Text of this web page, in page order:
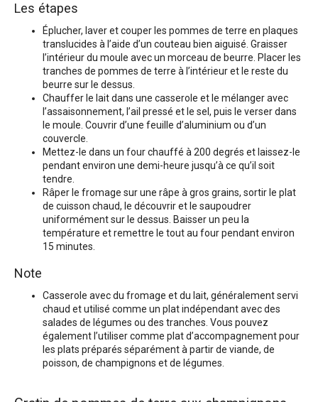
Les étapes
Éplucher, laver et couper les pommes de terre en plaques
translucides à l’aide d’un couteau bien aiguisé. Graisser
l’intérieur du moule avec un morceau de beurre. Placer les
tranches de pommes de terre à l’intérieur et le reste du
beurre sur le dessus.
Chauffer le lait dans une casserole et le mélanger avec
l’assaisonnement, l’ail pressé et le sel, puis le verser dans
le moule. Couvrir d’une feuille d’aluminium ou d’un
couvercle.
Mettez-le dans un four chauffé à 200 degrés et laissez-le
pendant environ une demi-heure jusqu’à ce qu’il soit
tendre.
Râper le fromage sur une râpe à gros grains, sortir le plat
de cuisson chaud, le découvrir et le saupoudrer
uniformément sur le dessus. Baisser un peu la
température et remettre le tout au four pendant environ
15 minutes.
Note
Casserole avec du fromage et du lait, généralement servi
chaud et utilisé comme un plat indépendant avec des
salades de légumes ou des tranches. Vous pouvez
également l’utiliser comme plat d’accompagnement pour
les plats préparés séparément à partir de viande, de
poisson, de champignons et de légumes.